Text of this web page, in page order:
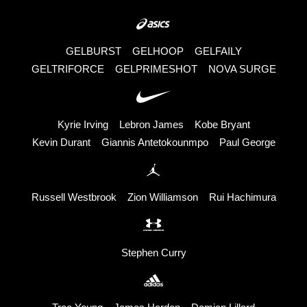
GELBURST GELHOOP
GELFAILY
GELTRIFORCE
GELPRIMESHOT NOVA SURGE
Kyrie Irving Lebron James
Kobe Bryant
Kevin Durant
Giannis Antetokounmpo Paul George
Russell Westbrook Zion Williamson Rui Hachimura
Stephen Curry